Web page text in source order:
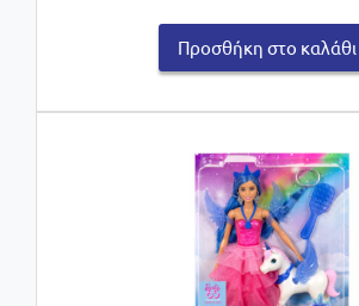
Προσθήκη στο καλάθι